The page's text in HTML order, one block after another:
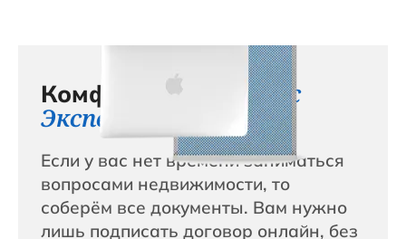
Комфортный сервис с
Эксперт+
Если у вас нет времени заниматься
вопросами недвижимости, то
соберём все документы. Вам нужно
лишь подписать договор онлайн, без